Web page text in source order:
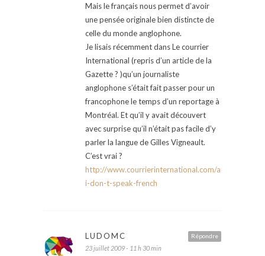
Mais le français nous permet d’avoir
une pensée originale bien distincte de
celle du monde anglophone.
Je lisais récemment dans Le courrier
International (repris d’un article de la
Gazette ? )qu’un journaliste
anglophone s’était fait passer pour un
francophone le temps d’un reportage à
Montréal. Et qu’il y avait découvert
avec surprise qu’il n’était pas facile d’y
parler la langue de Gilles Vigneault.
C’est vrai ?
http://www.courrierinternational.com/article/
i-don-t-speak-french
Répondre
LUDOMC
23 juillet 2009 - 11 h 30 min